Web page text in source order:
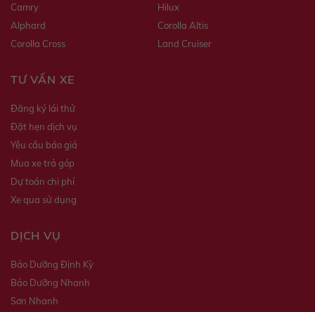
Camry
Hilux
Alphard
Corolla Altis
Corolla Cross
Land Cruiser
TƯ VẤN XE
Đăng ký lái thử
Đặt hẹn dịch vụ
Yêu cầu báo giá
Mua xe trả góp
Dự toán chi phí
Xe qua sử dụng
DỊCH VỤ
Bảo Dưỡng Định Kỳ
Bảo Dưỡng Nhanh
Sơn Nhanh